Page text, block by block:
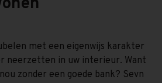
met een eigenwijs karakter
neerzetten in uw interieur. Want
zonder een goede bank? Sevn